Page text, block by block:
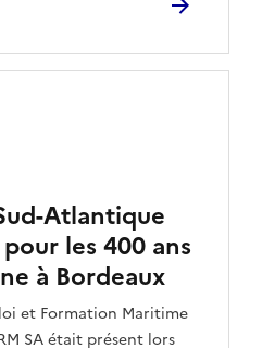
Atlantique
les 400 ans
à Bordeaux
et Formation Maritime
SA était présent lors